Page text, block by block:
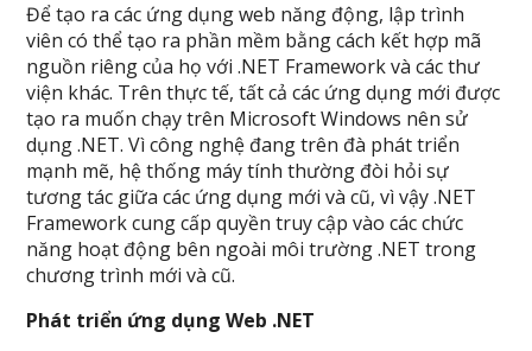
Để tạo ra các ứng dụng web năng động, lập trình
viên có thể tạo ra phần mềm bằng cách kết hợp mã
nguồn riêng của họ với .NET Framework và các thư
viện khác. Trên thực tế, tất cả các ứng dụng mới được
tạo ra muốn chạy trên Microsoft Windows nên sử
dụng .NET. Vì công nghệ đang trên đà phát triển
mạnh mẽ, hệ thống máy tính thường đòi hỏi sự
tương tác giữa các ứng dụng mới và cũ, vì vậy .NET
Framework cung cấp quyền truy cập vào các chức
năng hoạt động bên ngoài môi trường .NET trong
chương trình mới và cũ.
Phát triển ứng dụng Web .NET